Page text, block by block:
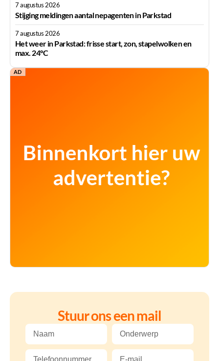
7 augustus 2026
Stijging meldingen aantal nepagenten in Parkstad
7 augustus 2026
Het weer in Parkstad: frisse start, zon, stapelwolken en
max. 24°C
AD
Stuur ons een mail